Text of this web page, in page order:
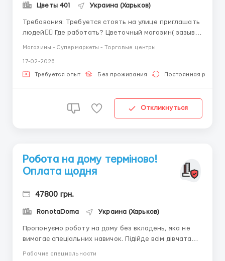
Цветы 401 Украина (Харьков)
Требования: Требуется стоять на улице приглашать
людей👌🏻 Где работать? Цветочный магазин( зазыв-
своем коллективе🫶🏻 Условия работы: Хорошо
зазывать людей🤗 Быстро и конкретно обслуживать
Магазины - Супермаркеты - Торговые центры
17-02-2026
Требуется опыт Без проживания Постоянная работа
Откликнуться
Робота на дому терміново!
Оплата щодня
47800 грн.
RonotaDoma Украина (Харьков)
Пропонуємо роботу на дому без вкладень, яка не
вимагає спеціальних навичок. Підійде всім дівчатам
Рабочие специальности